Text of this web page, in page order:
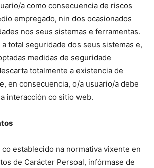
a como consecuencia de riscos
empregado, nin dos ocasionados
nos seus sistemas e ferramentas.
total seguridade dos seus sistemas e,
medidas de seguridade
totalmente a existencia de
en consecuencia, o/a usuario/a debe
interacción co sitio web.
establecido na normativa vixente en
de Carácter Persoal, infórmase de